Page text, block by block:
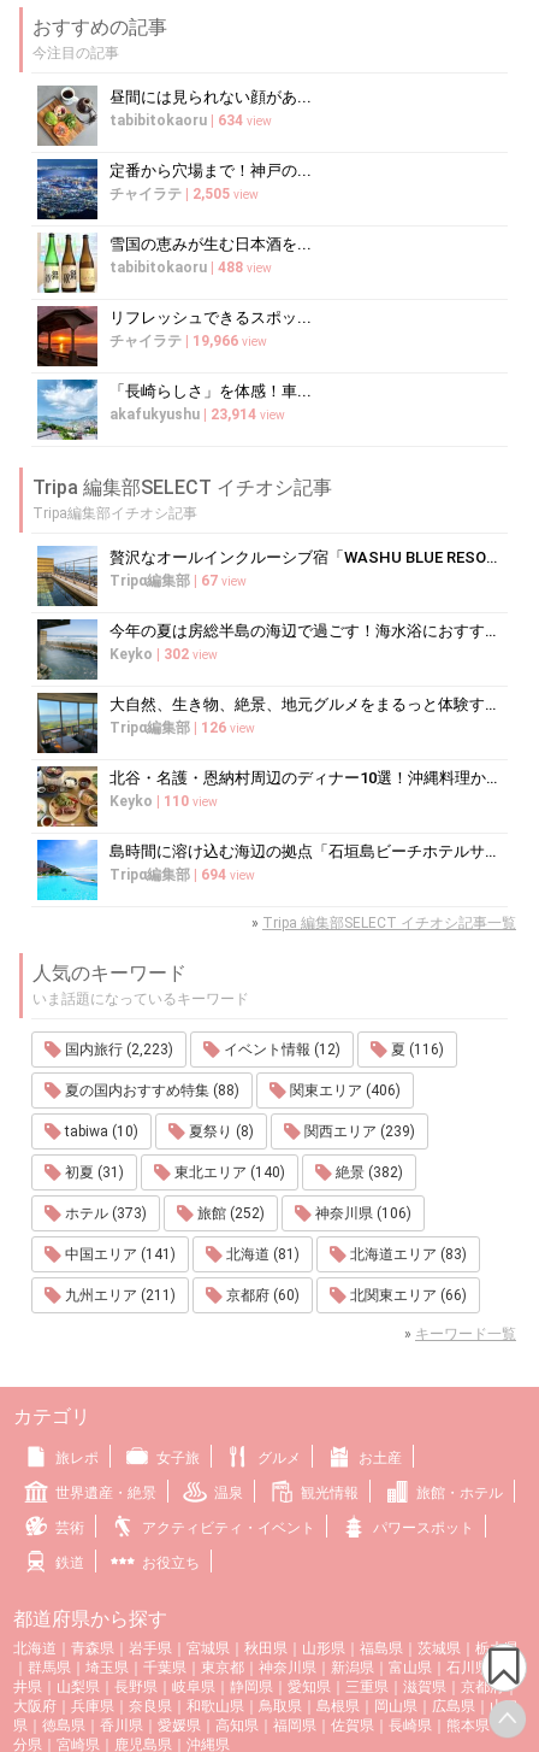
おすすめの記事
今注目の記事
昼間には見られない顔があ...
tabibitokaoru 634 view
定番から穴場まで！神戸の...
チャイラテ 2,505 view
雪国の恵みが生む日本酒を...
tabibitokaoru 488 view
リフレッシュできるスポッ...
チャイラテ 19,966 view
「長崎らしさ」を体感！車...
akafukyushu 23,914 view
Tripa 編集部SELECT イチオシ記事
Tripa編集部イチオシ記事
贅沢なオールインクルーシブ宿「WASHU BLUE RESORT 風籠」で...
Tripα編集部 67 view
今年の夏は房総半島の海辺で過ごす！海水浴におすすめの宿10選
Keyko 302 view
大自然、生き物、絶景、地元グルメをまるっと体験する「湘南西エリア」
Tripα編集部 126 view
北谷・名護・恩納村周辺のディナー10選！沖縄料理からコース料理まで
Keyko 110 view
島時間に溶け込む海辺の拠点「石垣島ビーチホテルサンシャイン」で心ほどけるく...
Tripα編集部 694 view
» Tripa 編集部SELECT イチオシ記事一覧
人気のキーワード
いま話題になっているキーワード
国内旅行 (2,223) イベント情報 (12) 夏 (116)
夏の国内おすすめ特集 (88) 関東エリア (406)
tabiwa (10) 夏祭り (8) 関西エリア (239)
初夏 (31) 東北エリア (140) 絶景 (382)
ホテル (373) 旅館 (252) 神奈川県 (106)
中国エリア (141) 北海道 (81) 北海道エリア (83)
九州エリア (211) 京都府 (60) 北関東エリア (66)
» キーワード一覧
カテゴリ
旅レポ 女子旅 グルメ お土産
世界遺産・絶景 温泉 観光情報 旅館・ホテル
芸術 アクティビティ・イベント パワースポット
鉄道 お役立ち
都道府県から探す
北海道 ｜青森県 ｜岩手県 ｜宮城県 ｜秋田県 山形県 ｜福島県 ｜茨城県 ｜栃木県
群馬県 ｜埼玉県 ｜千葉県 東京都 ｜神奈川県 新潟県 ｜富山県 ｜石川県 ｜福
井県
山梨県 ｜長野県 ｜岐阜県 静岡県 ｜愛知県 三重県 ｜滋賀県 ｜京都府｜
大阪府 ｜兵庫県 ｜奈良県 ｜和歌山県 ｜鳥取県 ｜島根県 岡山県 広島県
山口
県 ｜徳島県 ｜香川県 ｜愛媛県 ｜高知県 ｜福岡県 ｜佐賀県 ｜長崎県 熊本県｜ 大
分県 ｜宮崎県 鹿児島県 ｜沖縄県